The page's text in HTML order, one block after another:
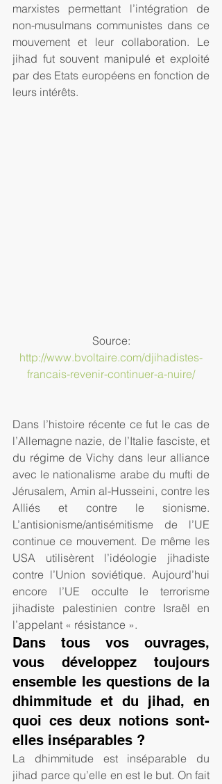
marxistes permettant l’intégration de
non-musulmans communistes dans ce
mouvement et leur collaboration. Le
jihad fut souvent manipulé et exploité
par des Etats européens en fonction de
leurs intérêts.
Source:
http://www.bvoltaire.com/djihadistes-
francais-revenir-continuer-a-nuire/
Dans l’histoire récente ce fut le cas de
l’Allemagne nazie, de l’Italie fasciste, et
du régime de Vichy dans leur alliance
avec le nationalisme arabe du mufti de
Jérusalem, Amin al-Husseini, contre les
Alliés et contre le sionisme.
L’antisionisme/antisémitisme de l’UE
continue ce mouvement. De même les
USA utilisèrent l’idéologie jihadiste
contre l’Union soviétique. Aujourd’hui
encore l’UE occulte le terrorisme
jihadiste palestinien contre Israël en
l’appelant « résistance ».
Dans tous vos ouvrages,
vous développez toujours
ensemble les questions de la
dhimmitude et du jihad, en
quoi ces deux notions sont-
elles inséparables ?
La dhimmitude est inséparable du
jihad parce qu’elle en est le but. On fait